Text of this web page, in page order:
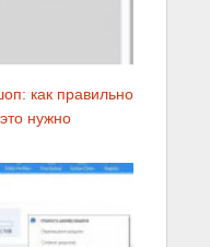
как правильно
нужно